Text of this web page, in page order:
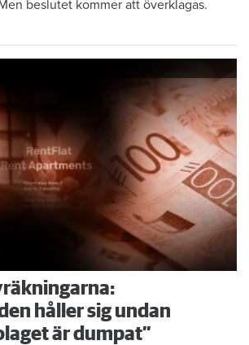
beslutet kommer att överklagas.
håller sig undan
är dumpat”